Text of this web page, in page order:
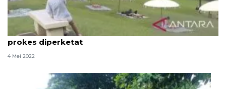
Kebun Raya Bedugul Bali dipadati wisatawan,
prokes diperketat
4 Mei 2022